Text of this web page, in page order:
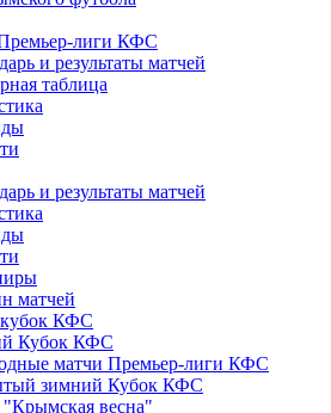
лиги КФС
и результаты матчей
таблица
и результаты матчей
матчей
КФС
Кубок КФС
матчи Премьер-лиги КФС
зимний Кубок КФС
весна"